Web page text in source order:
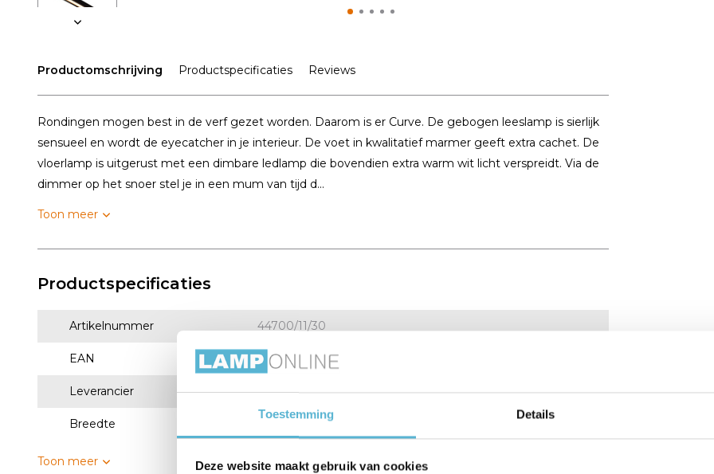
Toestemming Details
Deze website maakt gebruik van cookies
Productomschrijving Productspecificaties Reviews
Rondingen mogen best in de verf gezet worden. Daarom is er Curve. De gebogen leeslamp is sierlijk
sensueel en wordt de eyecatcher in je interieur. De voet in kwalitatief marmer geeft extra cachet. De
vloerlamp is uitgerust met een dimbare ledlamp die bovendien extra warm wit licht verspreidt. Via de
dimmer op het snoer stel je in een mum van tijd d...
Toon meer
Productspecificaties
Artikelnummer 44700/11/30
EAN 5411212441737
Leverancier Lucide
Breedte
Toon meer